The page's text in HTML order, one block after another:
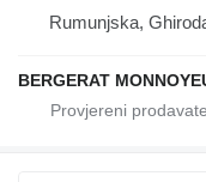
Rumunjska,
BERGERAT